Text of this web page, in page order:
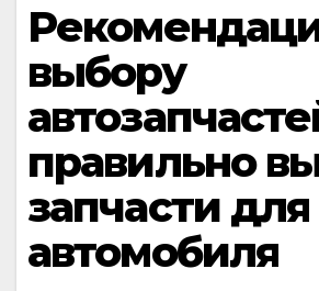
выбору
правильно
запчасти для
автомобиля